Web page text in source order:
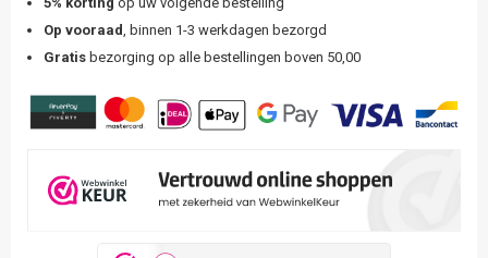
Op vooraad, binnen 1-3 werkdagen bezorgd
Gratis bezorging op alle bestellingen boven 50,00